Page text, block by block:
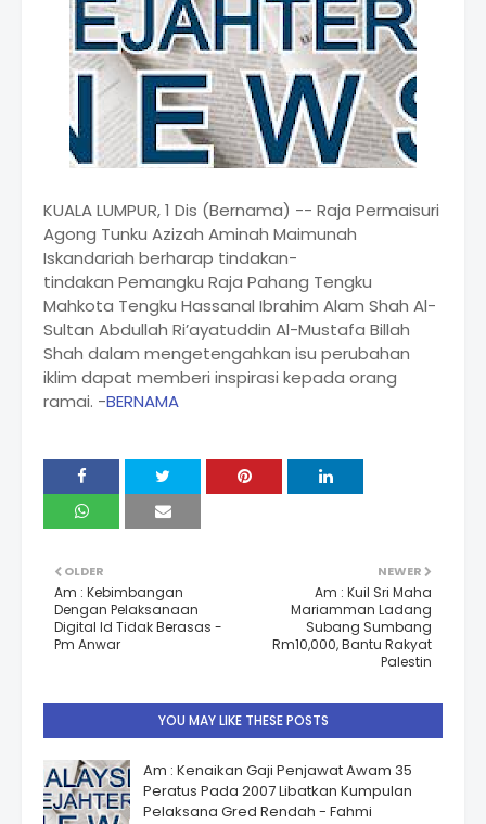
KUALA LUMPUR, 1 Dis (Bernama) -- Raja Permaisuri
Agong Tunku Azizah Aminah Maimunah
Iskandariah berharap tindakan-
tindakan Pemangku Raja Pahang Tengku
Mahkota Tengku Hassanal Ibrahim Alam Shah Al-
Sultan Abdullah Ri’ayatuddin Al-Mustafa Billah
Shah dalam mengetengahkan isu perubahan
iklim dapat memberi inspirasi kepada orang
ramai. -BERNAMA
NEWER
Am : Kuil Sri Maha
Mariamman Ladang
Subang Sumbang
Rm10,000, Bantu Rakyat
Palestin
OLDER
Am : Kebimbangan
Dengan Pelaksanaan
Digital Id Tidak Berasas -
Pm Anwar
YOU MAY LIKE THESE POSTS
Am : Kenaikan Gaji Penjawat Awam 35
Peratus Pada 2007 Libatkan Kumpulan
Pelaksana Gred Rendah - Fahmi